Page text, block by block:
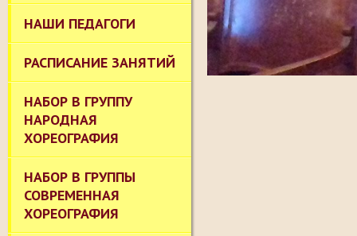
НАШИ ПЕДАГОГИ
РАСПИСАНИЕ ЗАНЯТИЙ
НАБОР В ГРУППУ
НАРОДНАЯ
ХОРЕОГРАФИЯ
НАБОР В ГРУППЫ
СОВРЕМЕННАЯ
ХОРЕОГРАФИЯ